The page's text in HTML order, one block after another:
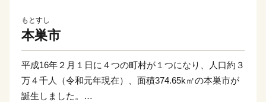
もとすし
本巣市
平成16年２月１日に４つの町村が１つになり、人口約３
万４千人（令和元年現在）、面積374.65k㎡の本巣市が
誕生しました。